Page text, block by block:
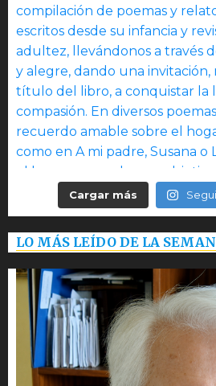
Cargar más
LO MÁS LEÍDO DE LA